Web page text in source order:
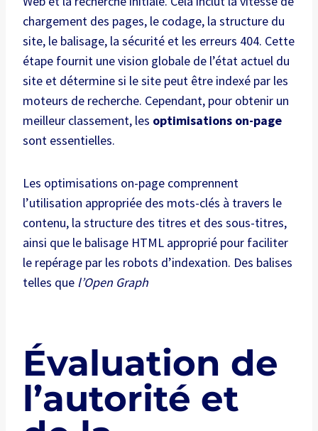
chargement des pages, le codage, la structure du
site, le balisage, la sécurité et les erreurs 404. Cette
étape fournit une vision globale de l’état actuel du
site et détermine si le site peut être indexé par les
moteurs de recherche. Cependant, pour obtenir un
meilleur classement, les optimisations on-page
sont essentielles.
Les optimisations on-page comprennent
l’utilisation appropriée des mots-clés à travers le
contenu, la structure des titres et des sous-titres,
ainsi que le balisage HTML approprié pour faciliter
le repérage par les robots d’indexation. Des balises
telles que l’Open Graph
Évaluation de
l’autorité et